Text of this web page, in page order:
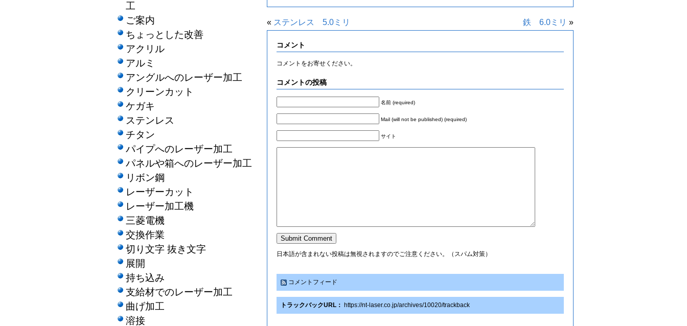
« ステンレス 5.0ミリ 鉄 6.0ミリ »
コメント
コメントをお寄せください。
コメントの投稿
名前 (required)
Mail (will not be published) (required)
サイト
日本語が含まれない投稿は無視されますのでご注意ください。（スパム対策）
コメントフィード
トラックバックURL： https://nt-laser.co.jp/archives/10020/trackback
工
ご案内
ちょっとした改善
アクリル
アルミ
アングルへのレーザー加工
クリーンカット
ケガキ
ステンレス
チタン
パイプへのレーザー加工
パネルや箱へのレーザー加工
リボン鋼
レーザーカット
レーザー加工機
三菱電機
交換作業
切り文字 抜き文字
展開
持ち込み
支給材でのレーザー加工
曲げ加工
溶接